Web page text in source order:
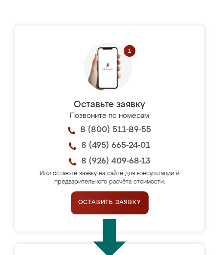
Оставьте заявку
Позвоните по номерам
8 (800) 511-89-55
8 (495) 665-24-01
8 (926) 409-68-13
Или оставьте заявку на сайте для консультации и
предварительного расчёта стоимости.
ОСТАВИТЬ ЗАЯВКУ